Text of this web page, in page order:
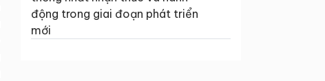
động trong giai đoạn phát triển
mới